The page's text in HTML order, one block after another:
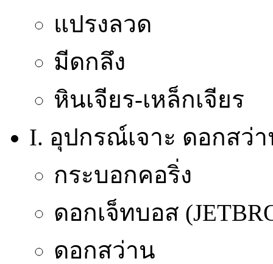
แปรงลวด
มีดกลึง
หินเจียร-เหล็กเจียร
I. อุปกรณ์เจาะ ดอกสว่
กระบอกคอริ่ง
ดอกเจ็ทบอส
ดอกสว่าน